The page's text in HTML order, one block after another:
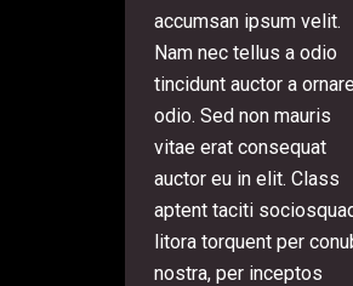
accumsan ipsum velit.
Nam nec tellus a odio
tincidunt auctor a ornare
odio. Sed non mauris
vitae erat consequat
auctor eu in elit. Class
aptent taciti
litora torquent per
nostra, per inceptos